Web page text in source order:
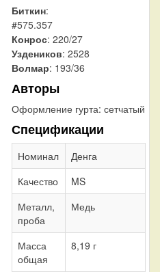
Биткин:
#575.357
Конрос: 220/27
Уздеников: 2528
Волмар: 193/36
Авторы
Оформление гурта: сетчатый
Спецификации
Номинал
Денга
Качество
MS
Металл,
проба
Медь
Масса
общая
8,19 г